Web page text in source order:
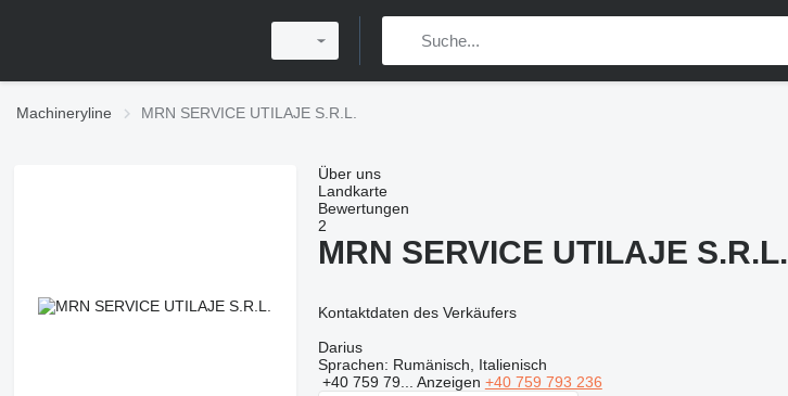
Machineryline MRN SERVICE UTILAJE S.R.L.
Über uns
Landkarte
Bewertungen
2
MRN SERVICE UTILAJE S.R.L.
Kontaktdaten des Verkäufers
Darius
Sprachen: Rumänisch, Italienisch
+40 759 79... Anzeigen +40 759 793 236